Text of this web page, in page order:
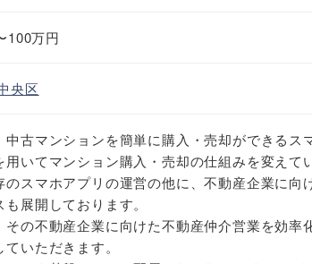
100万円
央区
中古マンションを簡単に購入・売却ができる
用いてマンション購入・売却の仕組みを変えて
のスマホアプリの運営の他に、不動産企業に向
展開しております。
その不動産企業に向けた不動産仲介営業を効率
ていただきます。